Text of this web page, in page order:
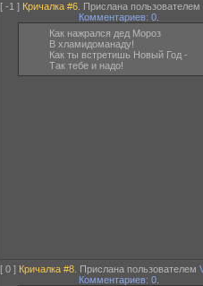
[ -1 ] Кричалка #6 . Прислана пользователем
Комментариев: 0.
Как нажрался дед Мороз
В хламидоманаду!
Как ты встретишь Новый Год -
Так тебе и надо!
[ 0 ] Кричалка #8 . Прислана пользователем
Комментариев: 0.